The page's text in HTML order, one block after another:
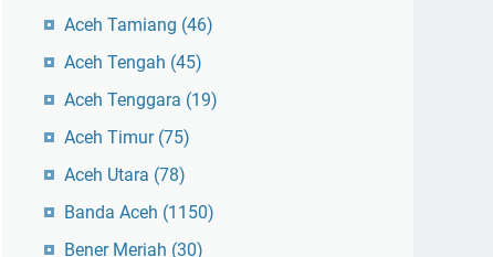
Aceh Tamiang (46)
Aceh Tengah (45)
Aceh Tenggara (19)
Aceh Timur (75)
Aceh Utara (78)
Banda Aceh (1150)
Bener Meriah (30)